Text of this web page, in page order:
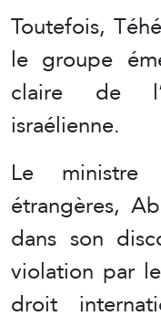
Toutefois,
le groupe
claire de
israélienne.
Le ministre
étrangères,
dans son
violation par
droit